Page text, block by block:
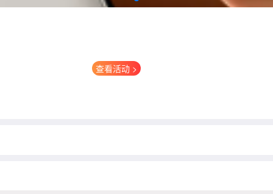
查看活动 >